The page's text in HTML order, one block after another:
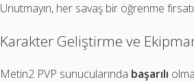
Unutmayın, her savaş bir öğrenme
Karakter Geliştirme ve
Metin2 PVP sunucularında başarılı